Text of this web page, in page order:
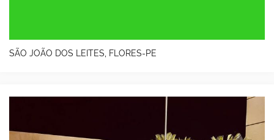
SÃO JOÃO DOS LEITES, FLORES-PE